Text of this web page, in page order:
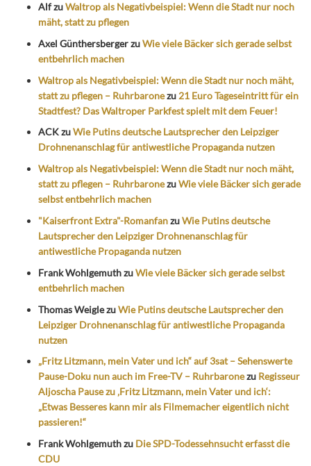
AlfzuWaltrop als Negativbeispiel: Wenn die Stadt nur noch
mäht, statt zu pflegen
Axel GünthersbergerzuWie viele Bäcker sich gerade selbst
entbehrlich machen
Waltrop als Negativbeispiel: Wenn die Stadt nur noch mäht,
statt zu pflegen – Ruhrbaronezu 21 Euro Tageseintritt für ein
Stadtfest? Das Waltroper Parkfest spielt mit dem Feuer!
ACKzuWie Putins deutsche Lautsprecher den Leipziger
Drohnenanschlag für antiwestliche Propaganda nutzen
Waltrop als Negativbeispiel: Wenn die Stadt nur noch mäht,
statt zu pflegen – RuhrbaronezuWie viele Bäcker sich gerade
selbst entbehrlich machen
"Kaiserfront Extra"-RomanfanzuWie Putins deutsche
Lautsprecher den Leipziger Drohnenanschlag für
antiwestliche Propaganda nutzen
Frank WohlgemuthzuWie viele Bäcker sich gerade selbst
entbehrlich machen
Thomas WeiglezuWie Putins deutsche Lautsprecher den
Leipziger Drohnenanschlag für antiwestliche Propaganda
nutzen
„Fritz Litzmann, mein Vater und ich“ auf 3sat – Sehenswerte
Pause-Doku nun auch im Free-TV – Ruhrbaronezu Regisseur
Aljoscha Pause zu ‚Fritz Litzmann, mein Vater und ich‘:
„Etwas Besseres kann mir als Filmemacher eigentlich nicht
passieren!“
Frank Wohlgemuthzu Die SPD-Todessehnsucht erfasst die
CDU